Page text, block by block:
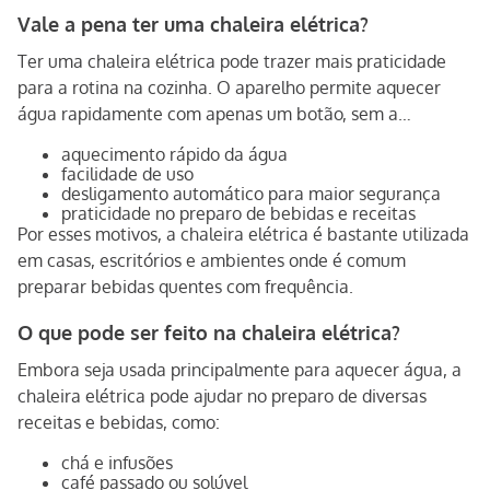
a água aquecida em diferentes receitas.
Outro diferencial é a jarra removível, que pode ser
retirada da base para servir com mais praticidade. O
sistema de desligamento automático também aumenta a
atinge a temperatura de fervura.
Além disso, o aquecimento rápido ajuda a reduzir o tempo
de preparo em comparação com métodos tradicionais no
fogão.
Vale a pena ter uma chaleira elétrica?
Ter uma chaleira elétrica pode trazer mais praticidade
para a rotina na cozinha. O aparelho permite aquecer
água rapidamente com apenas um botão, sem a
Entre as principais vantagens estão:
aquecimento rápido da água
facilidade de uso
desligamento automático para maior segurança
praticidade no preparo de bebidas e receitas
Por esses motivos, a chaleira elétrica é bastante utilizada
em casas, escritórios e ambientes onde é comum
preparar bebidas quentes com frequência.
O que pode ser feito na chaleira elétrica?
Embora seja usada principalmente para aquecer água, a
chaleira elétrica pode ajudar no preparo de diversas
receitas e bebidas, como:
chá e infusões
café passado ou solúvel